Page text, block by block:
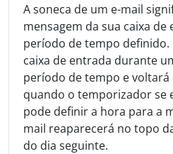
A soneca de um e-mail
mensagem da sua caixa
período de tempo definido.
caixa de entrada durante
período de tempo e
quando o temporizador se
pode definir a hora para a
mail reaparecerá no topo
do dia seguinte.